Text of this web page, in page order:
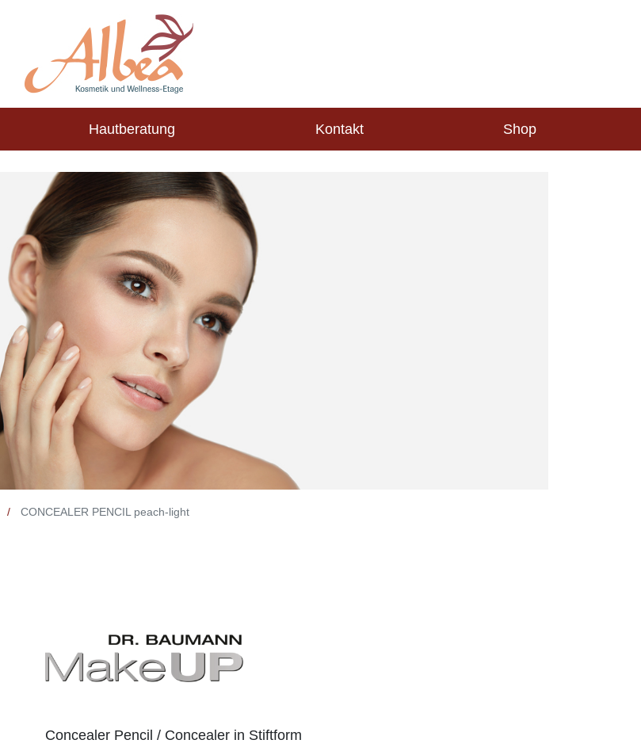
Hautberatung Kontakt Shop
CONCEALER PENCIL peach-light
Concealer Pencil / Concealer in Stiftform